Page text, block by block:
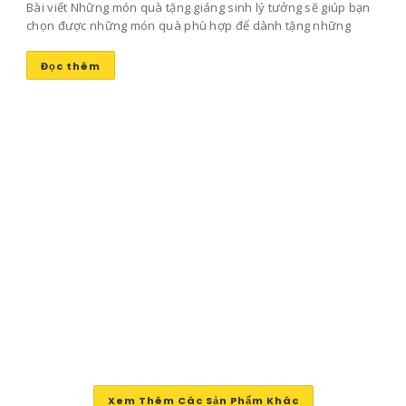
Bài viết Những món quà tặng giáng sinh lý tưởng sẽ giúp bạn
chọn được những món quà phù hợp để dành tặng những
ngày đông lạnh lẽo này nhé!
Đọc thêm
Xem Thêm Các Sản Phẩm Khác